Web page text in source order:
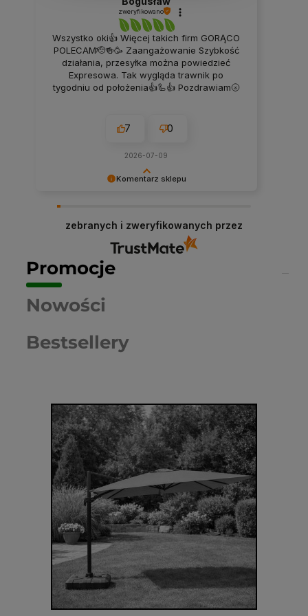
Komentarz sklepu
jakość naszych usług. Mamy nadzieję, że już
teraz sprostaliśmy Twoim wymaganiom i wrócisz
zweryfikowano
Wszystko oki👍 Więcej takich firm GORĄCO
POLECAM🫡🍻🥳 Zaangażowanie Szybkość
działania, przesyłka można powiedzieć
Expresowa. Tak wygląda trawnik po
tygodniu od położenia👍🦾👍 Pozdrawiam🌝
7 0
2026-07-09
zebranych i zweryfikowanych przez
Promocje
Nowości
Bestsellery